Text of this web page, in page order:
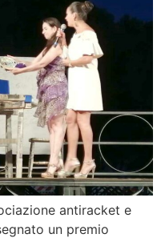
antiracket e
un premio